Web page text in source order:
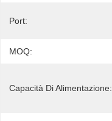
Port:
MOQ:
Capacità Di Alimentazione: